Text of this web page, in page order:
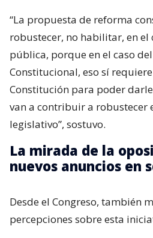
“La propuesta de reforma
robustecer, no habilitar, en el
pública, porque en el caso
Constitucional, eso sí
Constitución para poder
van a contribuir a robustecer
legislativo”, sostuvo.
La mirada de la
nuevos anuncios en
Desde el Congreso, también
percepciones sobre esta